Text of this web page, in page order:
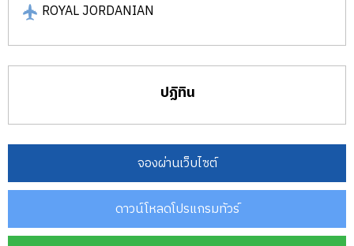
ROYAL JORDANIAN
ปฏิทิน
จองผ่านเว็บไซต์
ดาวน์โหลดโปรแกรมทัวร์